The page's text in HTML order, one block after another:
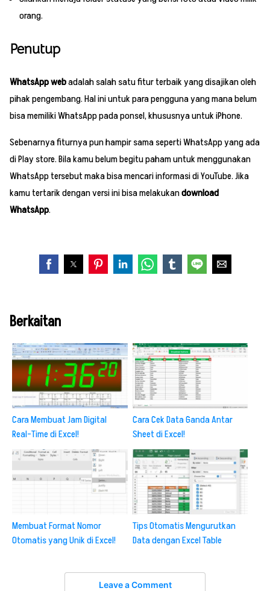
orang.
Penutup
WhatsApp webadalah salah satu fitur terbaik yang disajikan oleh
pihak pengembang. Hal ini untuk para pengguna yang mana belum
bisa memiliki WhatsApp pada ponsel, khususnya untuk iPhone.
Sebenarnya fiturnya pun hampir sama seperti WhatsApp yang ada
di Play store. Bila kamu belum begitu paham untuk menggunakan
WhatsApp tersebut maka bisa mencari informasi di YouTube. Jika
kamu tertarik dengan versi ini bisa melakukandownload
WhatsApp.
Berkaitan
Cara Membuat Jam Digital
Real-Time di Excel!
Cara Cek Data Ganda Antar
Sheet di Excel!
Membuat Format Nomor
Otomatis yang Unik di Excel!
Tips Otomatis Mengurutkan
Data dengan Excel Table
Leave a Comment